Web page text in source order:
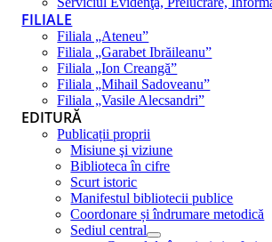
FILIALE
Filiala „Ateneu”
Filiala „Garabet Ibrăileanu”
Filiala „Ion Creangă”
Filiala „Mihail Sadoveanu”
Filiala „Vasile Alecsandri”
EDITURĂ
Publicații proprii
Misiune şi viziune
Biblioteca în cifre
Scurt istoric
Manifestul bibliotecii publice
Coordonare și îndrumare metodică
Sediul central